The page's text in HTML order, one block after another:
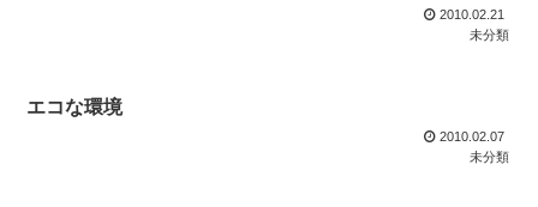
2010.02.21
未分類
エコな環境
2010.02.07
未分類